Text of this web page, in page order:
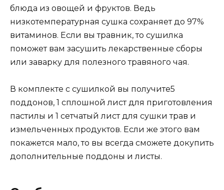
блюда из овощей и фруктов. Ведь
низкотемпературная сушка сохраняет до 97%
витаминов. Если вы травник, то сушилка
поможет вам засушить лекарственные сборы
или заварку для полезного травяного чая.
В комплекте с сушилкой вы получите5
поддонов, 1 сплошной лист для приготовления
пастилы и 1 сетчатый лист для сушки трав и
измельченных продуктов. Если же этого вам
покажется мало, то вы всегда сможете докупить
дополнительные поддоны и листы.